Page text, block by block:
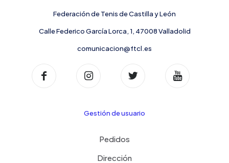
Federación de Tenis de Castilla y León
Calle Federico García Lorca, 1, 47008 Valladolid
comunicacion@ftcl.es
Gestión de usuario
Pedidos
Dirección